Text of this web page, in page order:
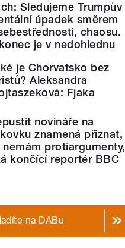
Sledujeme Trumpův
úpadek směrem
chaosu.
je v nedohlednu
je Chorvatsko bez
Aleksandra
Fjaka
novináře na
znamená přiznat,
nemám protiargumenty,
končící reportér BBC
na DABu